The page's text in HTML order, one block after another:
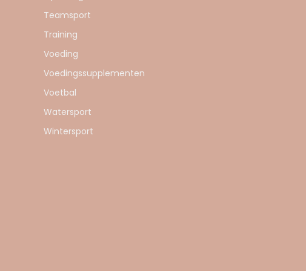
Teamsport
Training
Voeding
Voedingssupplementen
Voetbal
Watersport
Wintersport